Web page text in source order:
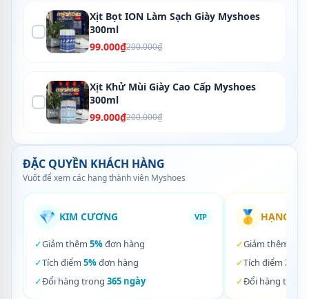
Xịt Bọt ION Làm Sạch Giày Myshoes
300ml
99.000₫200.000₫
Xịt Khử Mùi Giày Cao Cấp Myshoes
300ml
99.000₫200.000₫
ĐẶC QUYỀN KHÁCH HÀNG
Vuốt để xem các hạng thành viên Myshoes
💎 KIM CƯƠNG VIP
✓Giảm thêm 5%đơn hàng
✓Tích điểm 5%đơn hàng
✓Đổi hàng trong 365 ngày
🥇 HẠNG
✓Giảm thêm
✓Tích điểm 3%
✓Đổi hàng trong